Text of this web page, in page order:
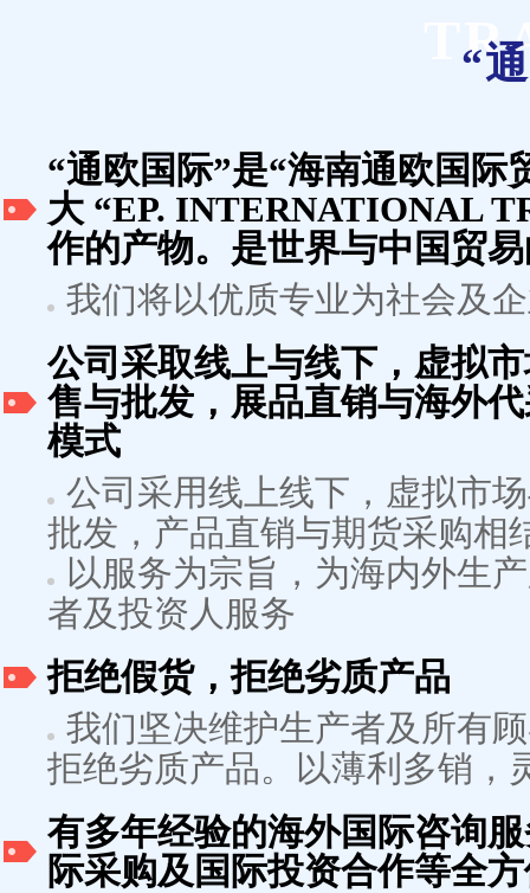
“
“通欧国际”是“海南通欧国际
大 “EP. INTERNATIONAL
作的产物。是世界与中国贸
我们将以优质专业为社会及
公司采取线上与线下，虚拟
售与批发，展品直销与海外
模式
公司采用线上线下，虚拟市
批发，产品直销与期货采购相
以服务为宗旨，为海内外生
者及投资人服务
拒绝假货，拒绝劣质产品
我们坚决维护生产者及所有
拒绝劣质产品。以薄利多销，
有多年经验的海外国际咨询
际采购及国际投资合作等全